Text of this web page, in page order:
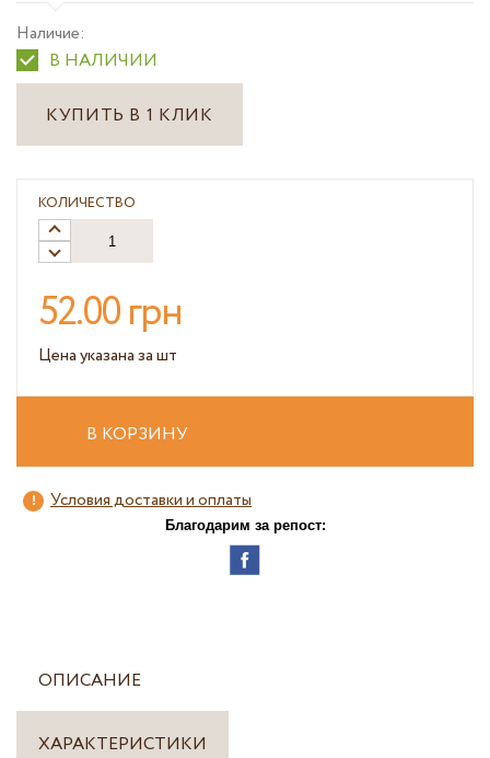
Наличие:
В НАЛИЧИИ
КУПИТЬ В 1 КЛИК
КОЛИЧЕСТВО
52.00 грн
Цена указана за шт
В КОРЗИНУ
Условия доставки и оплаты
Благодарим за репост:
ОПИСАНИЕ
ХАРАКТЕРИСТИКИ